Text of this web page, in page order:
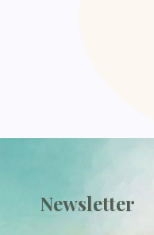
Newsletter